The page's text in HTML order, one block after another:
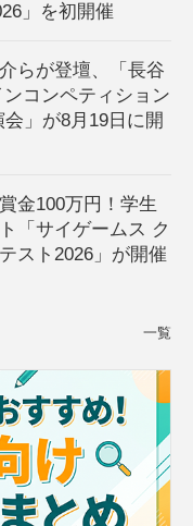
」を初開催
らが登壇、「長谷
コンペティション
」が8月19日に開
金100万円！学生
「サイゲームス ク
スト2026」が開催
一覧